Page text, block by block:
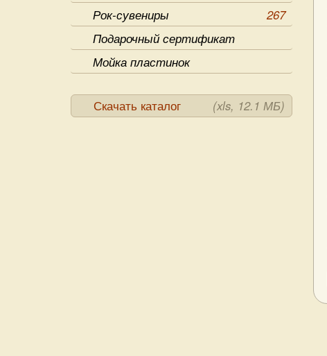
Рок-сувениры
267
Подарочный сертификат
Мойка пластинок
Скачать каталог (xls, 12.1 МБ)